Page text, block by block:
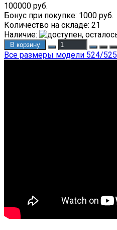
100000 руб.
Бонус при покупке: 1000 руб.
Количество на складе: 21
Наличие:
В корзину
Все размеры модели 524/525